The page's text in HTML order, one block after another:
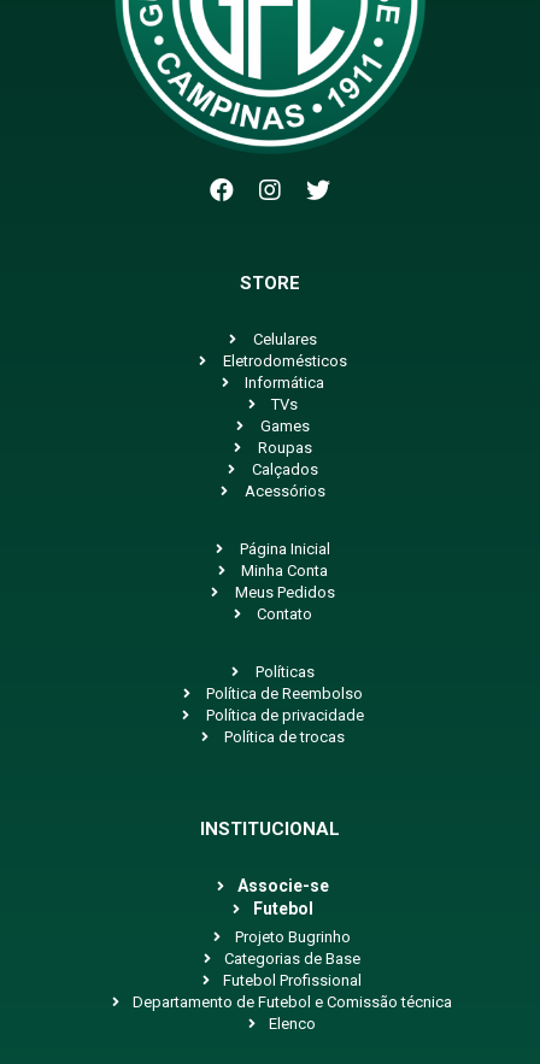
STORE
Celulares
Eletrodomésticos
Informática
TVs
Games
Roupas
Calçados
Acessórios
Página Inicial
Minha Conta
Meus Pedidos
Contato
Políticas
Política de Reembolso
Política de privacidade
Política de trocas
INSTITUCIONAL
Associe-se
Futebol
Projeto Bugrinho
Categorias de Base
Futebol Profissional
Departamento de Futebol e Comissão técnica
Elenco